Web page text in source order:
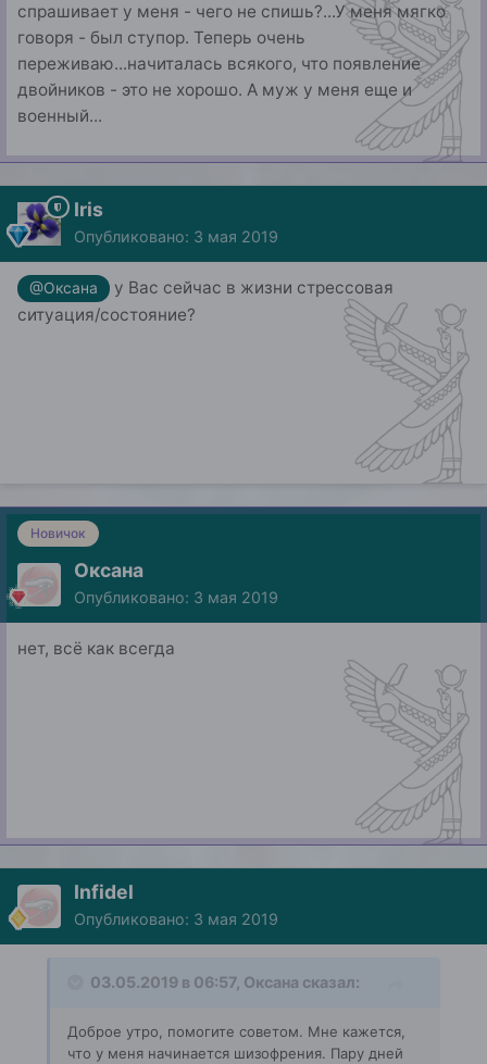
спрашивает у меня - чего не спишь?...У меня мягко
говоря - был ступор. Теперь очень
переживаю...начиталась всякого, что появление
двойников - это не хорошо. А муж у меня еще и
военный...
Iris
Опубликовано: 3 мая 2019
@Оксана
у Вас сейчас в жизни стрессовая
ситуация/состояние?
Новичок
Оксана
Опубликовано: 3 мая 2019
нет, всё как всегда
Infidel
Опубликовано: 3 мая 2019
03.05.2019 в 06:57, Оксана сказал:
Доброе утро, помогите советом. Мне кажется,
что у меня начинается шизофрения. Пару дней